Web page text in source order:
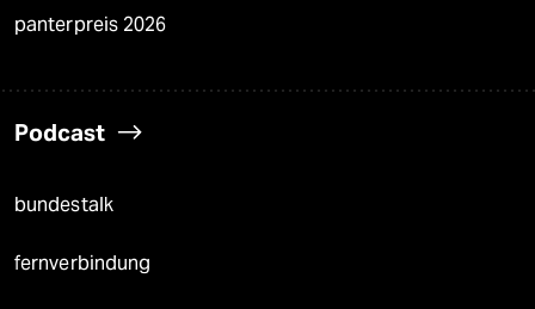
panterpreis 2026
Podcast
bundestalk
fernverbindung